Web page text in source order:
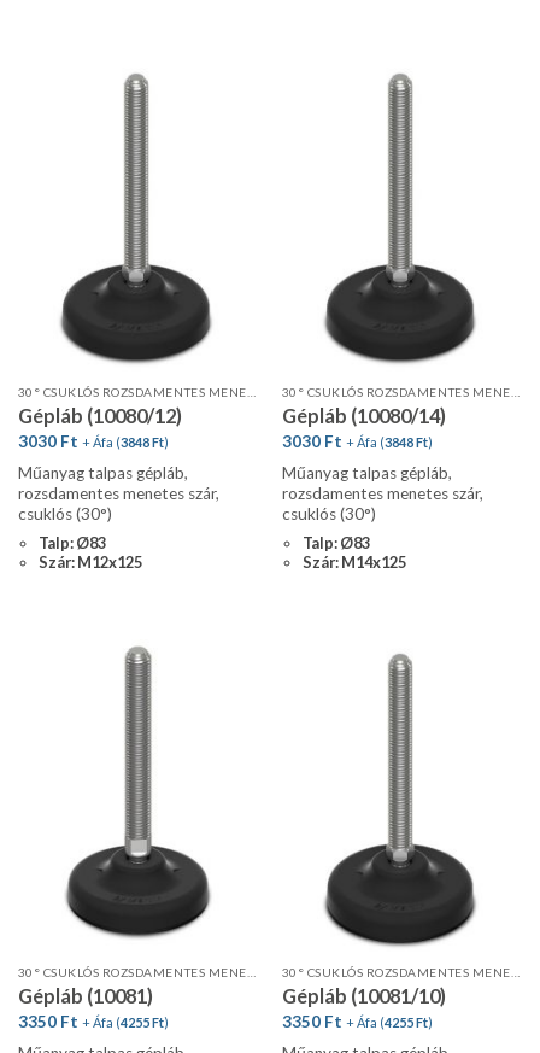
Gépláb (10080/12)
3030 Ft + Áfa (3848Ft)
Műanyag talpas gépláb,
rozsdamentes menetes szár,
csuklós (30°)
Talp: Ø83
Szár: M12x125
Gépláb (10080/14)
3030 Ft + Áfa (3848Ft)
Műanyag talpas gépláb,
rozsdamentes menetes szár,
csuklós (30°)
Talp: Ø83
Szár: M14x125
Gépláb (10081)
3350 Ft + Áfa (4255Ft)
Gépláb (10081/10)
3350 Ft + Áfa (4255Ft)